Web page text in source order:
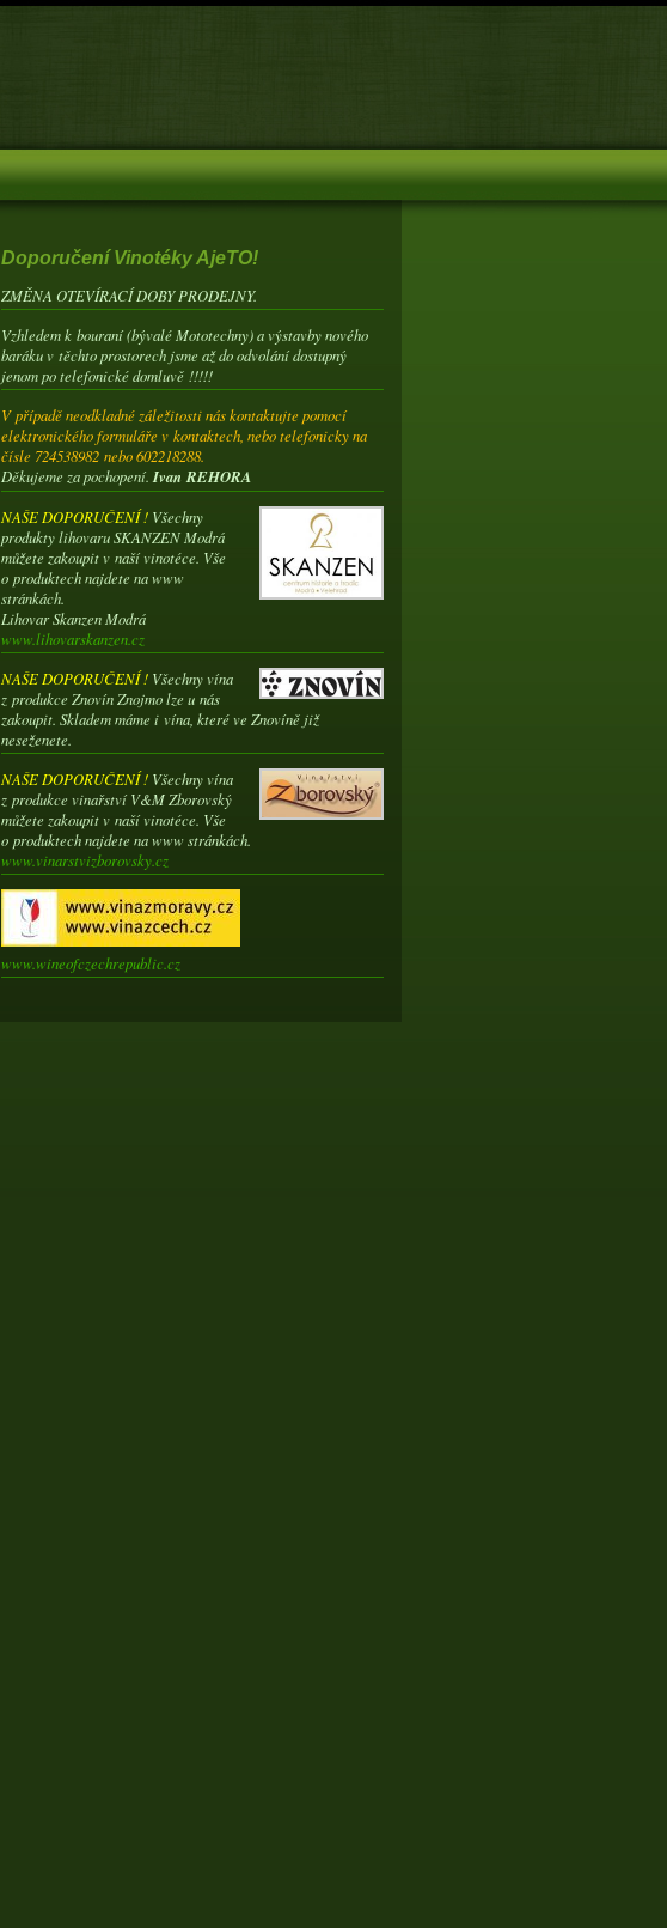
Doporučení Vinotéky AjeTO!
ZMĚNA OTEVÍRACÍ DOBY PRODEJNY.
Vzhledem k bouraní (bývalé Mototechny) a výstavby nového
baráku v těchto prostorech jsme až do odvolání dostupný
jenom po telefonické domluvě !!!!!
V případě neodkladné záležitosti nás kontaktujte pomocí
elektronického formuláře v kontaktech, nebo telefonicky na
čísle 724538982 nebo 602218288.
Děkujeme za pochopení. Ivan REHORA
NAŠE DOPORUČENÍ ! Všechny
produkty lihovaru SKANZEN Modrá
můžete zakoupit v naší vinotéce. Vše
o produktech najdete na www
stránkách.
Lihovar Skanzen Modrá
www.lihovarskanzen.cz
NAŠE DOPORUČENÍ ! Všechny vína
z produkce Znovín Znojmo lze u nás
zakoupit. Skladem máme i vína, které ve Znovíně již
neseženete.
NAŠE DOPORUČENÍ ! Všechny vína
z produkce vinařství V&M Zborovský
můžete zakoupit v naší vinotéce. Vše
o produktech najdete na www stránkách.
www.vinarstvizborovsky.cz
www.wineofczechrepublic.cz